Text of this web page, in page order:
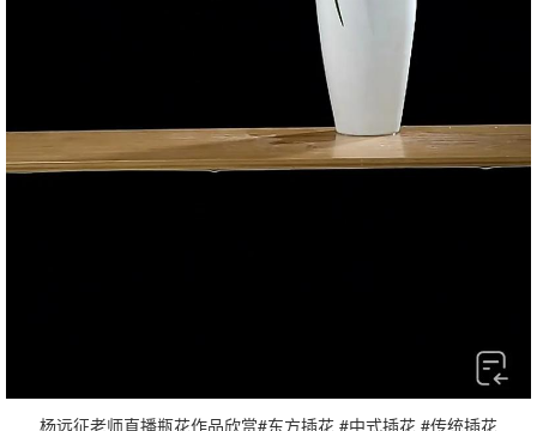
杨远征老师直播瓶花作品欣赏#东方插花 #中式插花 #传统插花